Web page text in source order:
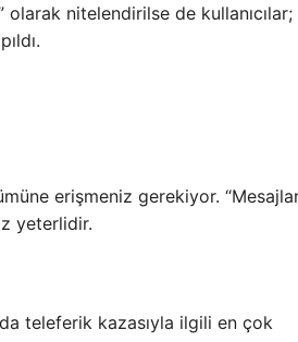
olarak nitelendirilse de kullanıcılar;
erişmeniz gerekiyor.
yeterlidir.
teleferik kazasıyla ilgili en çok